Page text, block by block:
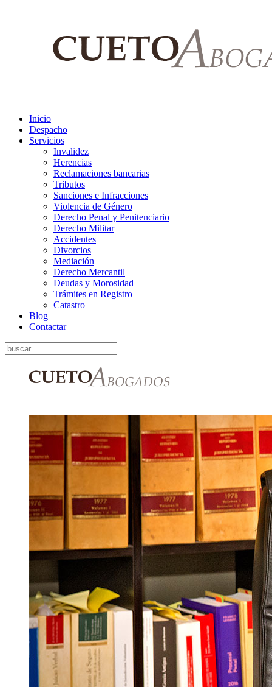
Inicio
Despacho
Servicios
Invalidez
Herencias
Reclamaciones bancarias
Tributos
Sanciones e Infracciones
Violencia de Género
Derecho Penal y Penitenciario
Derecho Militar
Accidentes
Divorcios
Mediación
Derecho Mercantil
Deudas y Morosidad
Trámites en Registro
Catastro
Blog
Contactar